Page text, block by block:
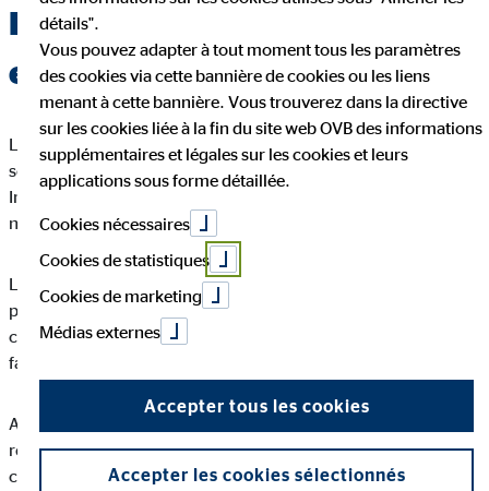
Pourquoi une nétiquette est-
elle importante ?
La compréhension des normes culturelles va normalement de
soi dans notre environnement réel et physique. Cependant, sur
Internet, il arrive souvent que des personnes enfreignent ces
normes parce qu'elles se sentent anonymes.
L'écriture ne peut pas véhiculer de signaux non verbaux. C'est
pourquoi les malentendus surviennent plus rapidement dans la
communication écrite que dans la communication directe en «
face à face ».
Avec l’expansion de l'espace numérique et la croissance des
réseaux sociaux, un accord tacite sur les normes de
communication mondiales a vu le jour.
détails".
Vous pouvez adapter à tout moment tous les paramètres
des cookies via cette bannière de cookies ou les liens
menant à cette bannière. Vous trouverez dans la directive
sur les cookies liée à la fin du site web OVB des informations
supplémentaires et légales sur les cookies et leurs
applications sous forme détaillée.
Cookies nécessaires
Cookies de statistiques
Cookies de marketing
Médias externes
Accepter tous les cookies
Accepter les cookies sélectionnés